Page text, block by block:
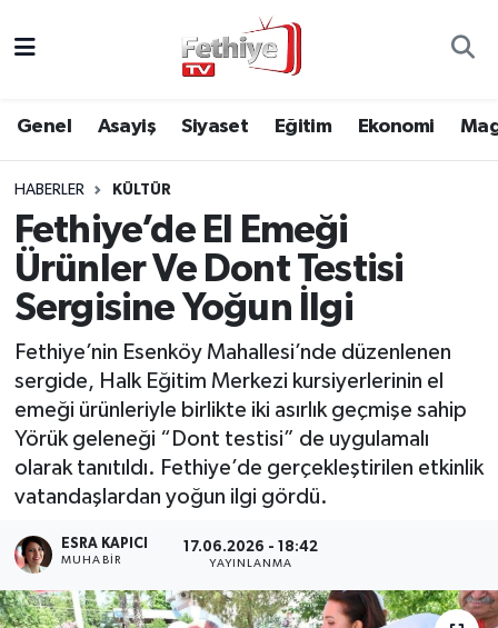
Genel Asayiş Siyaset Eğitim Ekonomi
HABERLER KÜLTÜR
Fethiye’de El Emeği
Ürünler Ve Dont Testisi
Sergisine Yoğun İlgi
Fethiye’nin Esenköy Mahallesi’nde düzenlenen
sergide, Halk Eğitim Merkezi kursiyerlerinin el
emeği ürünleriyle birlikte iki asırlık geçmişe sahip
Yörük geleneği “Dont testisi” de uygulamalı
olarak tanıtıldı. Fethiye’de gerçekleştirilen etkinlik
vatandaşlardan yoğun ilgi gördü.
ESRA KAPICI
MUHABİR
17.06.2026 - 18:42
YAYINLANMA
Asayiş
Eğitim
Ekonomi
Kültür
Magazin
Spor
Turizm
Muğla Hava Durumu
Muğla Namaz Vakitleri
Muğla Trafik Yoğunluk Haritası
Süper Lig Puan Durumu ve Fikstür
Tüm Manşetler
Son Dakika Haberleri
Haber Arşivi